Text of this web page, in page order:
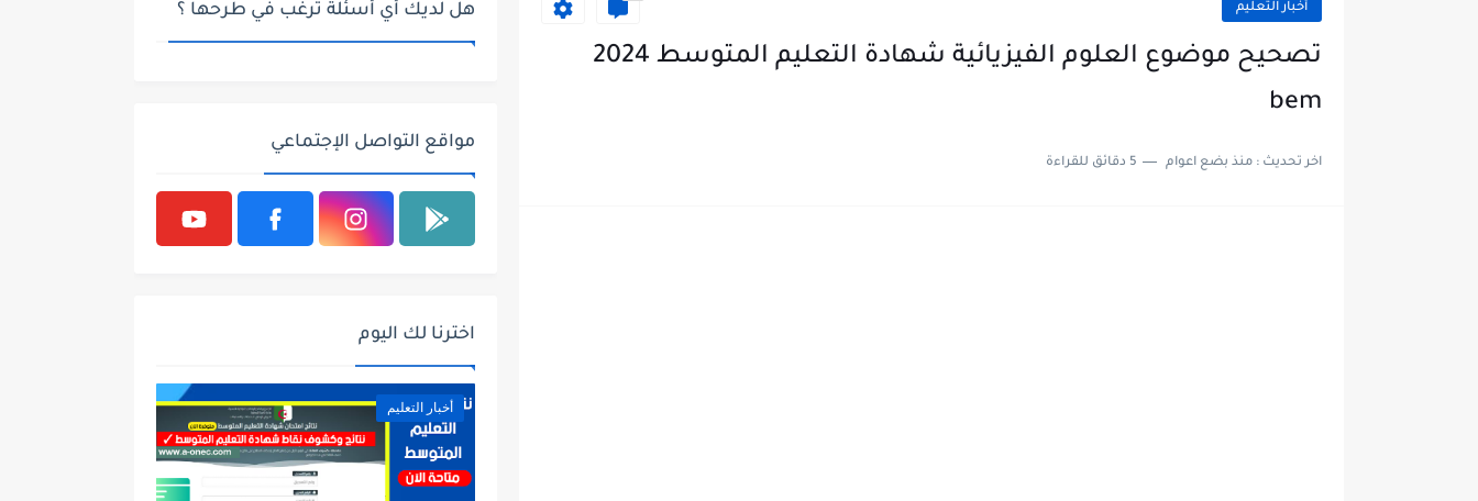
الآن سحب كشف نقاط شهادة التعليم المتوسط 2026 bem.onec.dz
أخبار التعليم
تصحيح موضوع العلوم الفيزيائية شهادة التعليم المتوسط 2024
bem
اخر تحديث : منذ بضع اعوام 5 دقائق للقراءة
هل لديك أي أسئلة ترغب في طرحها ؟
مواقع التواصل الإجتماعي
اخترنا لك اليوم
أخبار التعليم